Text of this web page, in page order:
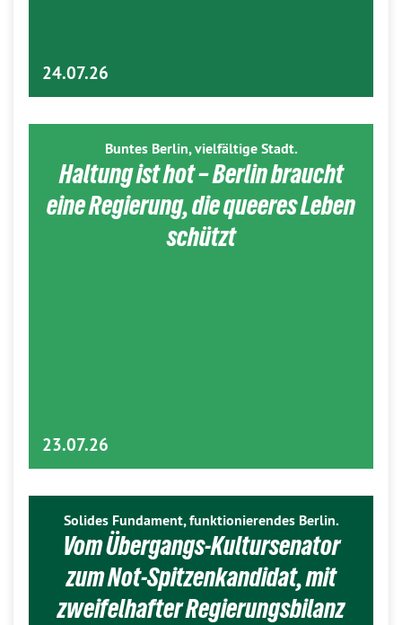
24.07.26
Buntes Berlin, vielfältige Stadt.
Haltung ist hot – Berlin braucht
eine Regierung, die queeres Leben
schützt
23.07.26
Solides Fundament, funktionierendes Berlin.
Vom Übergangs-Kultursenator
zum Not-Spitzenkandidat, mit
zweifelhafter Regierungsbilanz